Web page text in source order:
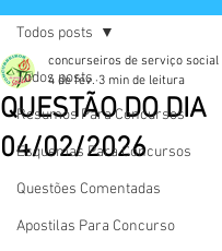
Todos posts
Resumos Para Concursos
Esquemas Para Concursos
Questões Comentadas
Apostilas Para Concurso
Todos posts
QUESTÃO DO DIA
04/02/2026
concurseiros de serviço social
4 de fev. 3 min de leitura